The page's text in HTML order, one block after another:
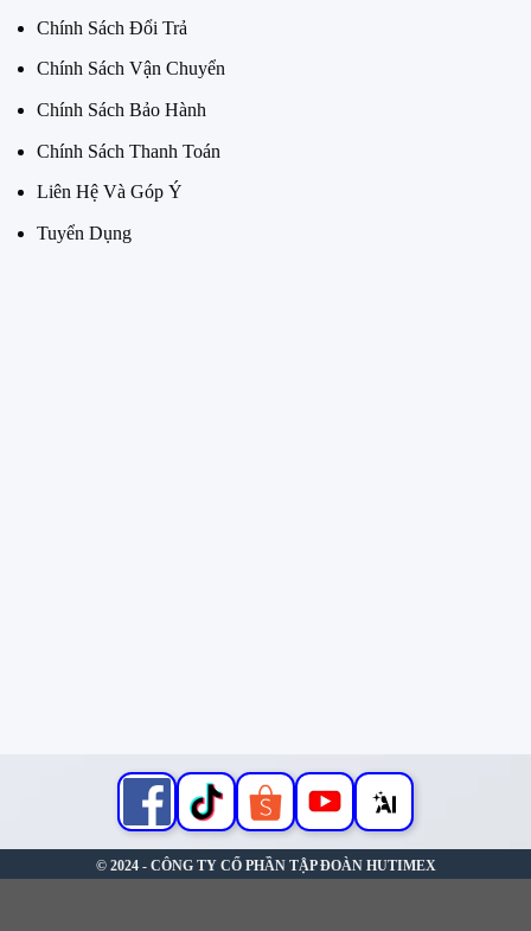
Chính Sách Đổi Trả
Chính Sách Vận Chuyển
Chính Sách Bảo Hành
Chính Sách Thanh Toán
Liên Hệ Và Góp Ý
Tuyển Dụng
© 2024 - CÔNG TY CỔ PHẦN TẬP ĐOÀN HUTIMEX